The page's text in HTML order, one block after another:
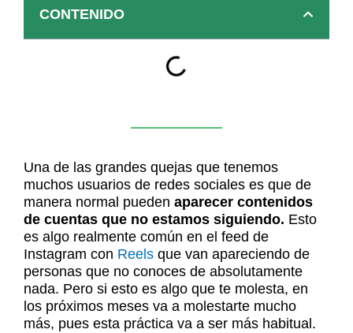
CONTENIDO
Una de las grandes quejas que tenemos
muchos usuarios de redes sociales es que de
manera normal pueden aparecer contenidos
de cuentas que no estamos siguiendo. Esto
es algo realmente común en el feed de
Instagram con Reels que van apareciendo de
personas que no conoces de absolutamente
nada. Pero si esto es algo que te molesta, en
los próximos meses va a molestarte mucho
más, pues esta práctica va a ser más habitual.